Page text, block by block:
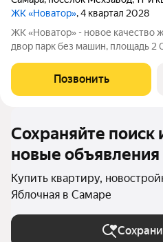
ЖК «Новатор», 4 квартал 2028
ЖК «Новатор» - новое качество
двор парк без машин, площадь 2 000 м. Здесь есть всё для
спортивные зоны ландшафтное
высшем уровне: система
Позвонить
Сохраняйте поиск
новые объявления
Купить квартиру,
Яблочная в Самаре